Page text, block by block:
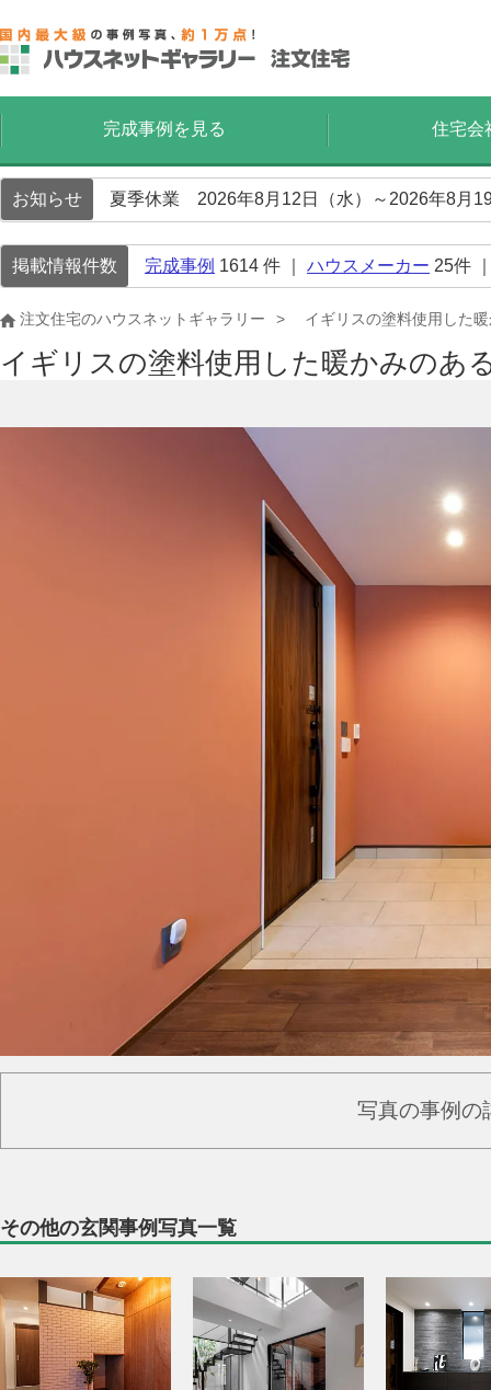
完成事例を見る 住宅会
お知らせ 夏季休業 2026年8月12日（水）～2026年8月
掲載情報件数 完成事例 1614 件 ｜ ハウスメーカー 25件
注文住宅のハウスネットギャラリー イギリスの塗料使用した
イギリスの塗料使用した暖かみのあ
写真の事例の
その他の玄関事例写真一覧